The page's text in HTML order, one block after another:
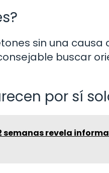
sin una causa
buscar
por sí
semanas revela